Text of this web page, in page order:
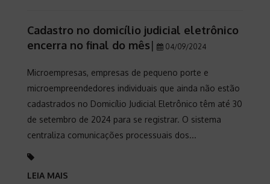
Cadastro no domicílio judicial eletrônico
encerra no final do mês| 04/09/2024
Microempresas, empresas de pequeno porte e
microempreendedores individuais que ainda não estão
cadastrados no Domicílio Judicial Eletrônico têm até 30
de setembro de 2024 para se registrar. O sistema
centraliza comunicações processuais dos...
LEIA MAIS